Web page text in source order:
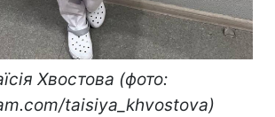
Хвостова (фото:
taisiya_khvostova)